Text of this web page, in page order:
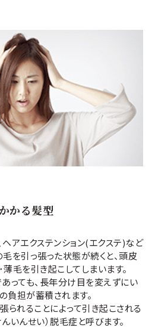
かる髪型
アエクステンション(エクステ)など
を引っ張った状態が続くと、頭皮
毛を引き起こしてしまいます。
っても、長年分け目を変えずにい
負担が蓄積されます。
られることによって引き起こされる
いんせい）脱毛症と呼びます。